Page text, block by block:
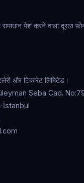
पेश करने वाला दूसरा
और टिकारेट लिमिटेड।
Seba Cad.
İstanbul